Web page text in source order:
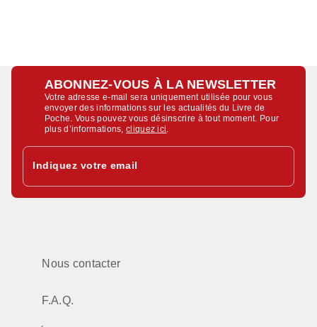
ABONNEZ-VOUS À LA NEWSLETTER
Votre adresse e-mail sera uniquement utilisée pour vous
envoyer des informations sur les actualités du Livre de
Poche. Vous pouvez vous désinscrire à tout moment. Pour
plus d’informations,cliquez ici
Indiquez votre email
Nous contacter
F.A.Q.